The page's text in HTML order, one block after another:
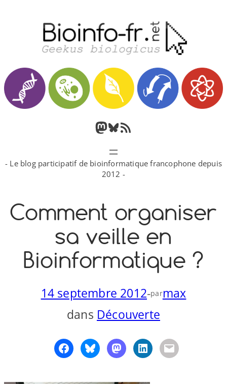
M
o
o
n
B
l
u
k
y
F
u
R
S
S
- Le blog participatif de bioinformatique francophone depuis
2012 -
Comment organiser
sa veille en
Bioinformatique ?
14 septembre 2012-parmax
dans Découverte